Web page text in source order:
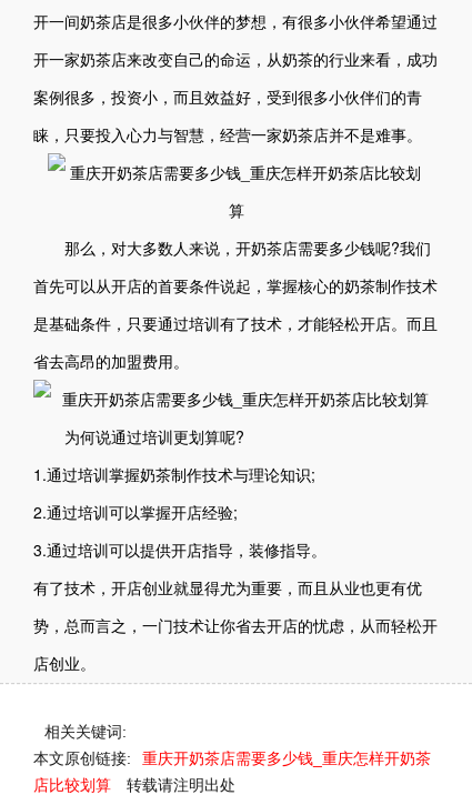
开一间奶茶店是很多小伙伴的梦想，有很多小伙伴希望通过
开一家奶茶店来改变自己的命运，从奶茶的行业来看，成功
案例很多，投资小，而且效益好，受到很多小伙伴们的青
睐，只要投入心力与智慧，经营一家奶茶店并不是难事。
那么，对大多数人来说，开奶茶店需要多少钱呢?我们
首先可以从开店的首要条件说起，掌握核心的奶茶制作技术
是基础条件，只要通过培训有了技术，才能轻松开店。而且
省去高昂的加盟费用。
为何说通过培训更划算呢?
1.通过培训掌握奶茶制作技术与理论知识;
2.通过培训可以掌握开店经验;
3.通过培训可以提供开店指导，装修指导。
有了技术，开店创业就显得尤为重要，而且从业也更有优
势，总而言之，一门技术让你省去开店的忧虑，从而轻松开
店创业。
相关关键词:
本文原创链接:
重庆开奶茶店需要多少钱_重庆怎样开奶茶
店比较划算
转载请注明出处